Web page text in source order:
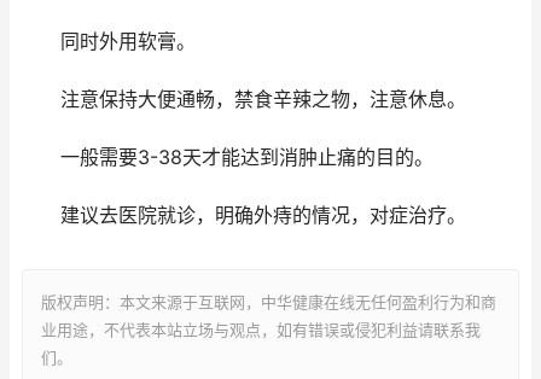
同时外用软膏。
注意保持大便通畅，禁食辛辣之物，注意休息。
一般需要3-38天才能达到消肿止痛的目的。
建议去医院就诊，明确外痔的情况，对症治疗。
版权声明：本文来源于互联网，中华健康在线无任何盈利行为和商
业用途，不代表本站立场与观点，如有错误或侵犯利益请联系我
们。